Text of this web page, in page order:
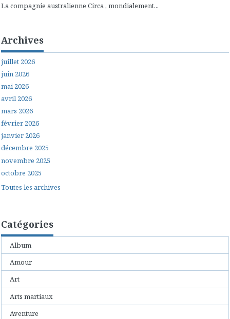
La compagnie australienne Circa , mondialement...
Archives
juillet 2026
juin 2026
mai 2026
avril 2026
mars 2026
février 2026
janvier 2026
décembre 2025
novembre 2025
octobre 2025
Toutes les archives
Catégories
Album
Amour
Art
Arts martiaux
Aventure